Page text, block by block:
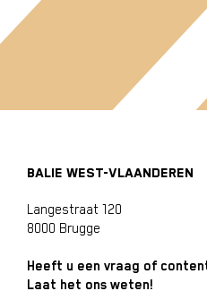
BALIE WEST-VLAANDEREN
Langestraat 120
8000 Brugge
Heeft u een vraag of
Laat het ons weten!